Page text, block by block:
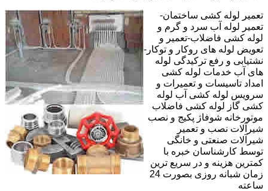
تعمیر لوله کشی ساختمان-
تعمیر لوله آب سرد و گرم و
لوله کشی فاضلاب-تعمیر و
تعویض لوله های روکار و توکار-
نشتیابی و رفع ترکیدگی لوله
های آب خدمات لوله کشی
امداد تاسیسات و تعمیرات و
سرویس لوله کشی آب لوله
کشی گاز لوله کشی فاضلاب
موتورخانه شوفاژ پکیج و نصب
شیرآلات نصب و تعمیر
شیرآلات صنعتی و خانگی
توسط کارشناسان خبره با
کمترین هزینه و در سریع ترین
زمان شبانه روزی بصورت 24
ساعته